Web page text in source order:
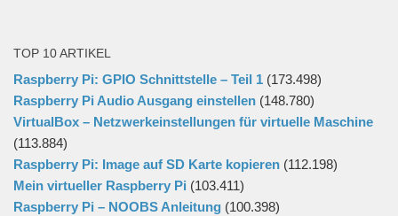
TOP 10 ARTIKEL
Raspberry Pi: GPIO Schnittstelle – Teil 1 (173.498)
Raspberry Pi Audio Ausgang einstellen (148.780)
VirtualBox – Netzwerkeinstellungen für virtuelle Maschine
(113.884)
Raspberry Pi: Image auf SD Karte kopieren (112.198)
Mein virtueller Raspberry Pi (103.411)
Raspberry Pi – NOOBS Anleitung (100.398)